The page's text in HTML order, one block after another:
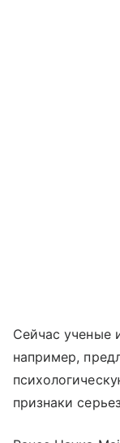
Сейчас ученые
например,
признаки